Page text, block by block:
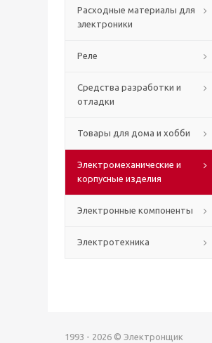
Расходные материалы для
электроники
Реле
Средства разработки и
отладки
Товары для дома и хобби
Электромеханические и
корпусные изделия
Электронные компоненты
Электротехника
1993 - 2026 © Электронщик